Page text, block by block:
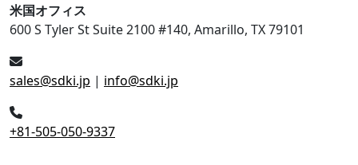
米国オフィス
600 S Tyler St Suite 2100 #140, Amarillo, TX 79101
sales@sdki.jp | info@sdki.jp
+81-505-050-9337